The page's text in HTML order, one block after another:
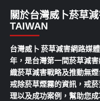
關於台灣威卜菸草
TAIWAN
台灣威卜 菸草減害網路媒
年，是台灣第一間菸草減
織菸草減害戰略及推動無
戒除菸草煙霧的資訊，戒
理以及成功案例，幫助您